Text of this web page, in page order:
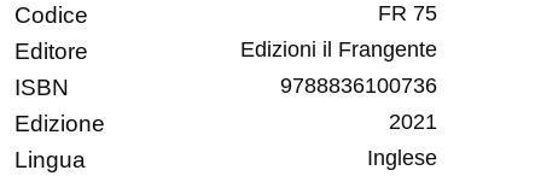
Codice FR 75
Editore Edizioni il Frangente
ISBN 9788836100736
Edizione 2021
Lingua Inglese